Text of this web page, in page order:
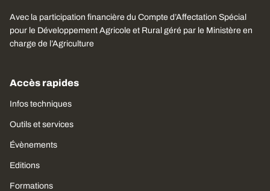
Avec la participation financière du Compte d’Affectation Spécial
pour le Développement Agricole et Rural géré par le Ministère en
charge de l’Agriculture
Accès rapides
Infos techniques
Outils et services
Évènements
Editions
Formations